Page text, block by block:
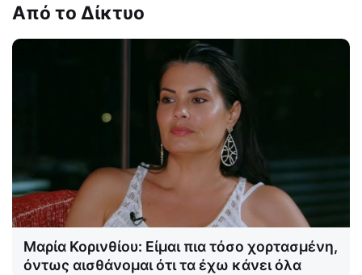
Από το Δίκτυο
Μαρία Κορινθίου: Είμαι πια τόσο χορτασμένη,
όντως αισθάνομαι ότι τα έχω κάνει όλα